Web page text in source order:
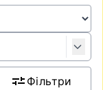
Фільтри